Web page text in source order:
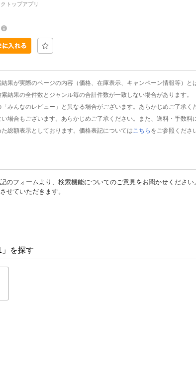
トップアプリ
果が実際のページの内容（価格、在庫表示、キャンペーン情報等）と
結果の全件数とジャンル毎の合計件数が一致しない場合があります。
みんなのレビュー」と異なる場合がございます。あらかじめご了承く
場合もございます。あらかじめご了承ください。また、送料・手数料
総額表示としております。価格表記については こちら をご参照くださ
のフォームより、検索機能についてのご意見をお聞かせください
せていただきます。
を探す